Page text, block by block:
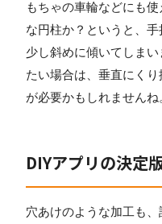
もちゃの車輪などにも
な円柱か？というと、手
少し斜めに傾いてしま
たい場合は、垂直にくり
が必要かもしれませんね
DIYアプリの決定
穴あけのような加工も